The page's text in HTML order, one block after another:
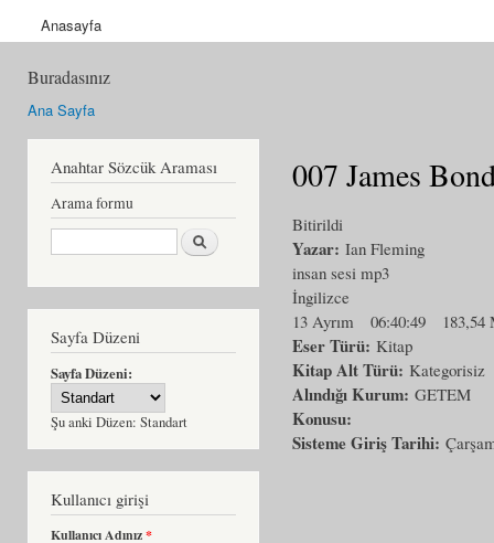
Anasayfa
Buradasınız
Ana Sayfa
Anahtar Sözcük Araması
Arama formu
Ara
Sayfa Düzeni
Sayfa Düzeni:
Şu anki Düzen: Standart
Kullanıcı girişi
Kullanıcı Adınız*
007 James
Bitirildi
Yazar: Ian Fleming
insan sesi mp3
İngilizce
13 Ayrım
06:40:49 183,54
Eser Türü: Kitap
Kitap Alt Türü: Kategorisiz
Alındığı Kurum: GETEM
Konusu:
Sisteme Giriş Tarihi: